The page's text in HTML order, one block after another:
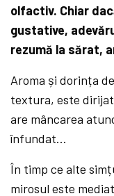
olfactiv. Chiar
gustative,
rezumă la sărat,
Aroma și dorința
textura, este
are mâncarea
înfundat…
În timp ce alte
mirosul este